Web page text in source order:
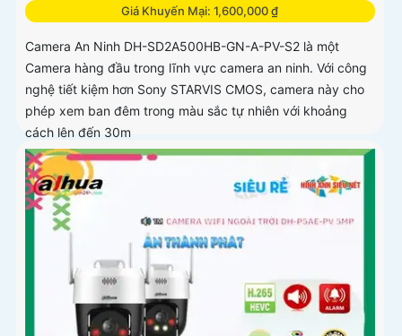
Giá Khuyến Mại: 1,600,000 ₫
Camera An Ninh DH-SD2A500HB-GN-A-PV-S2 là một
Camera hàng đầu trong lĩnh vực camera an ninh. Với công
nghệ tiết kiệm hơn Sony STARVIS CMOS, camera này cho
phép xem ban đêm trong màu sắc tự nhiên với khoảng
cách lên đến 30m